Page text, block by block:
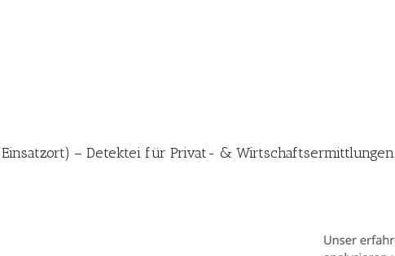
– Detektei für Privat- & Wirtschaftsermittlungen